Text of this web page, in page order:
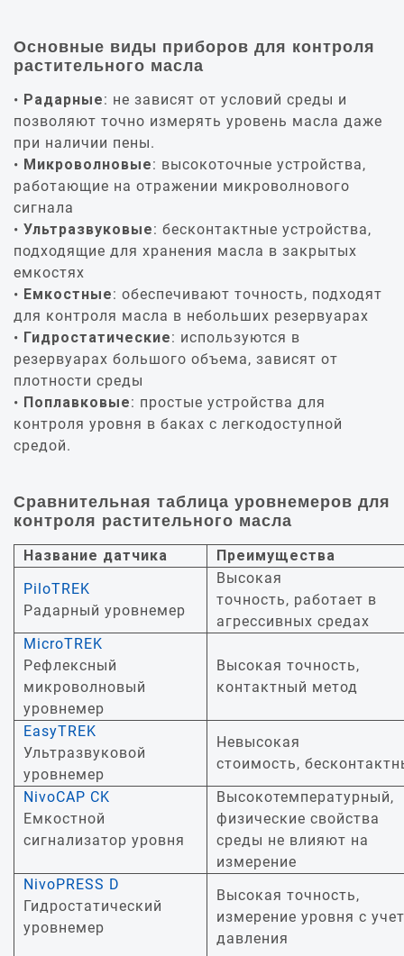
Основные виды приборов для контроля
растительного масла
Радарные: не зависят от условий среды и
позволяют точно измерять уровень масла даже
при наличии пены.
Микроволновые: высокоточные устройства,
работающие на отражении микроволнового
сигнала
Ультразвуковые: бесконтактные устройства,
подходящие для хранения масла в закрытых
емкостях
Емкостные: обеспечивают точность, подходят
для контроля масла в небольших резервуарах
Гидростатические: используются в
резервуарах большого объема, зависят от
плотности среды
Поплавковые: простые устройства для
контроля уровня в баках с легкодоступной
средой.
Сравнительная таблица уровнемеров для
контроля растительного масла
Название датчика
Преимущества
PiloTREK
Радарный уровнемер
Высокая
точность, работает в
агрессивных средах
MicroTREK
Рефлексный
микроволновый
уровнемер
Высокая точность,
контактный метод
EasyTREK
Ультразвуковой
уровнемер
Невысокая
стоимость,
NivoCAP CK
Емкостной
сигнализатор уровня
Высокотемпературный,
физические свойства
среды не влияют на
измерение
NivoPRESS D
Гидростатический
уровнемер
Высокая точность,
измерение уровня с
давления